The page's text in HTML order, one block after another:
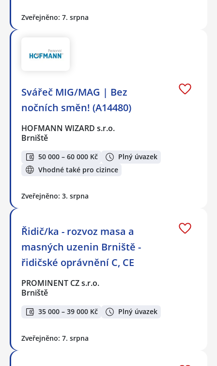
Zveřejněno: 7. srpna
Svářeč MIG/MAG | Bez
nočních směn! (A14480)
HOFMANN WIZARD s.r.o.
Brniště
50 000 – 60 000 Kč
Plný úvazek
Vhodné také pro cizince
Zveřejněno: 3. srpna
Řidič/ka - rozvoz masa a
masných uzenin Brniště -
řidičské oprávnění C, CE
PROMINENT CZ s.r.o.
Brniště
35 000 – 39 000 Kč Plný úvazek
Zveřejněno: 7. srpna